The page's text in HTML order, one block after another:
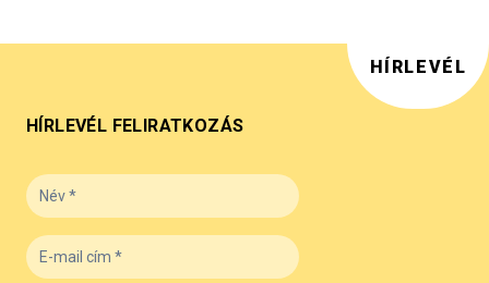
HÍRLEVÉL
HÍRLEVÉL FELIRATKOZÁS